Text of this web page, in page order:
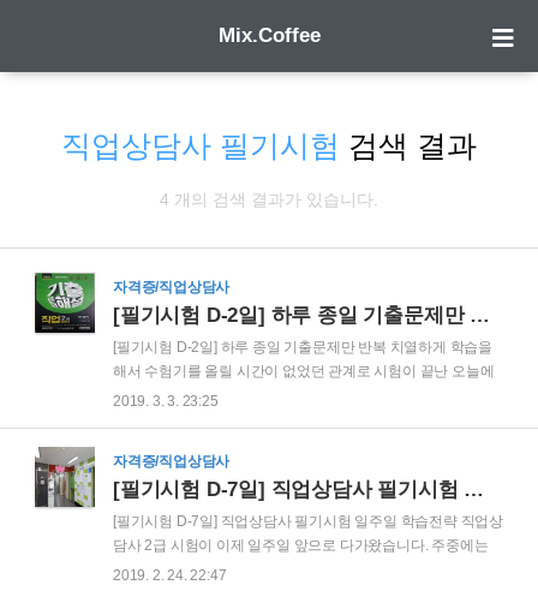
Mix.Coffee
직업상담사 필기시험 검색 결과
4 개의 검색 결과가 있습니다.
자격증/직업상담사
[필기시험 D-2일] 하루 종일 기출문제만 반복
[필기시험 D-2일] 하루 종일 기출문제만 반복 치열하게 학습을
해서 수험기를 올릴 시간이 없었던 관계로 시험이 끝난 오늘에
서야 글을 올립니다. 직업상담사 필기시험 D-2일은 다행히도
할 수 밖에 없습니다. 물론 스터디카페나 사설 독서실을 이용할
수도 있지만 갑자기 학습 분위기가 바뀌는 것도 그렇고 해서 그
냥 집에서 공부를 하기로 합니다. 이제는 정말 시험이 코 앞에
닥쳐서 전략이고 뭐고 없습니다. 무조건 기출문제만 반복을 하
2019. 3. 3. 23:25
자격증/직업상담사
[필기시험 D-7일] 직업상담사 필기시험 일주일 학습전략
[필기시험 D-7일] 직업상담사 필기시험 일주일 학습전략 직업상
담사 2급 시험이 이제 일주일 앞으로 다가왔습니다. 주중에는
다시 출근해서 일을 해야 하고, 월요일 저녁때는 술자리까지 있
2019. 2. 24. 22:47